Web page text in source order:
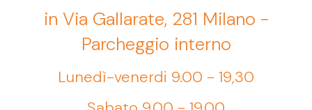
in Via Gallarate, 281 Milano -
Parcheggio interno
Lunedì-venerdi 9.00 - 19,30